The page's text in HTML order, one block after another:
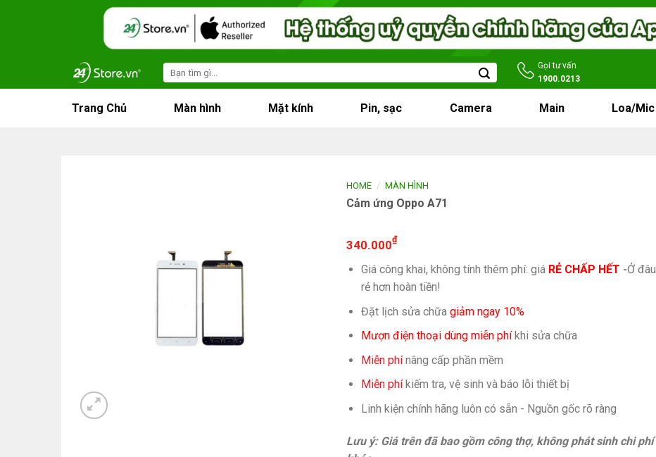
Search
for:
Gọi tư vấn
1900.0213
Trang Chủ Màn hình Mặt kính Pin, sạc Camera Main Loa/Mic
HOME / MÀN HÌNH
Cảm ứng Oppo A71
340.000₫
Giá công khai, không tính thêm phí: giá RẺ CHẤP HẾT -Ở đâu
rẻ hơn hoàn tiền!
Đặt lịch sửa chữa giảm ngay 10%
Mượn điện thoại dùng miễn phíkhi sửa chữa
Miễn phínâng cấp phần mềm
Miễn phíkiếm tra, vệ sinh và báo lỗi thiết bị
Linh kiện chính hãng luôn có sẵn - Nguồn gốc rõ ràng
Lưu ý: Giá trên đã bao gồm công thợ, không phát sinh chi phí